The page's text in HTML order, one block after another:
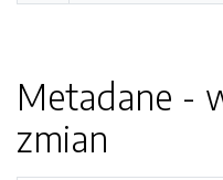
Metadane -
zmian